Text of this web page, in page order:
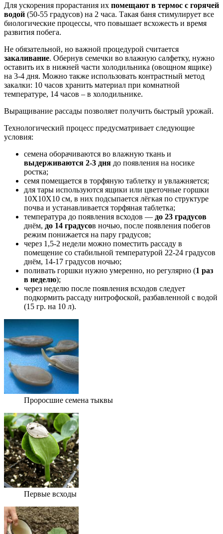
Для ускорения прорастания их помещают в термос с горячей
водой (50-55 градусов) на 2 часа. Такая баня стимулирует все
биологические процессы, что повышает всхожесть и время
развития побега.
Не обязательной, но важной процедурой считается
закаливание. Обернув семечки во влажную салфетку, нужно
оставить их в нижней части холодильника (овощном ящике)
на 3-4 дня. Можно также использовать контрастный метод
закалки: 10 часов хранить материал при комнатной
температуре, 14 часов – в холодильнике.
Выращивание рассады позволяет получить быстрый урожай.
Технологический процесс предусматривает следующие
условия:
семена оборачиваются во влажную ткань и
выдерживаются 2-3 дня до появления на носике
ростка;
семя помещается в торфяную таблетку и увлажняется;
для тары используются ящики или цветочные горшки
10Х10Х10 см, в них подсыпается лёгкая по структуре
почва и устанавливается торфяная таблетка;
температура до появления всходов — до 23 градусов
днём, до 14 градусов ночью, после появления побегов
режим понижается на пару градусов;
через 1,5-2 недели можно поместить рассаду в
помещение со стабильной температурой 22-24 градусов
днём, 14-17 градусов ночью;
поливать горшки нужно умеренно, но регулярно (1 раз
в неделю);
через неделю после появления всходов следует
подкормить рассаду нитрофоской, разбавленной с водой
(15 гр. на 10 л).
Проросшие семена тыквы
Первые всходы